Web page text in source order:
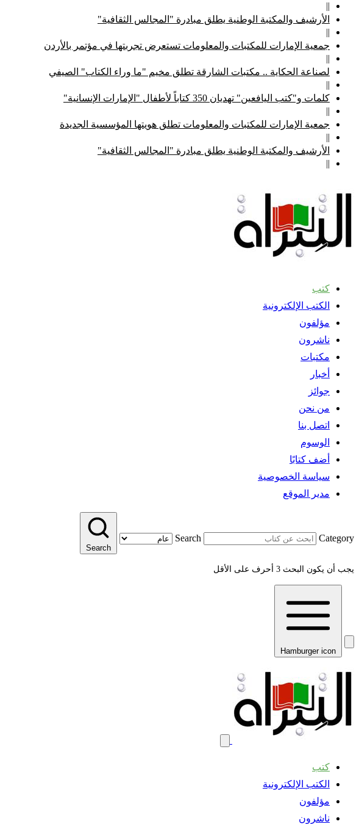
||
الأرشيف والمكتبة الوطنية يطلق مبادرة "المجالس الثقافية"
||
جمعية الإمارات للمكتبات والمعلومات تستعرض تجربتها في مؤتمر بالأردن
||
لصناعة الحكاية .. مكتبات الشارقة تطلق مخيم "ما وراء الكتاب" الصيفي
||
كلمات و"كتب اليافعين" تهديان 350 كتاباً لأطفال "الإمارات الإنسانية"
||
جمعية الإمارات للمكتبات والمعلومات تطلق هويتها المؤسسية الجديدة
||
الأرشيف والمكتبة الوطنية يطلق مبادرة "المجالس الثقافية"
||
كتب
الكتب الإلكترونية
مؤلفون
ناشرون
مكتبات
أخبار
جوائز
من نحن
اتصل بنا
الوسوم
أضف كتابًا
سياسة الخصوصية
مدير الموقع
Search Category
Search
يجب أن يكون البحث 3 أحرف على الأقل
Hamburger icon
كتب
الكتب الإلكترونية
مؤلفون
ناشرون